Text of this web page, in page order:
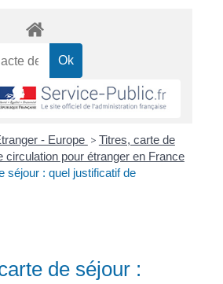
- Europe > Titres, carte de
circulation pour étranger en France
séjour : quel justificatif de
de séjour :